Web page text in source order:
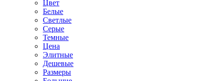
Цвет
Белые
Светлые
Серые
Темные
Цена
Элитные
Дешевые
Размеры